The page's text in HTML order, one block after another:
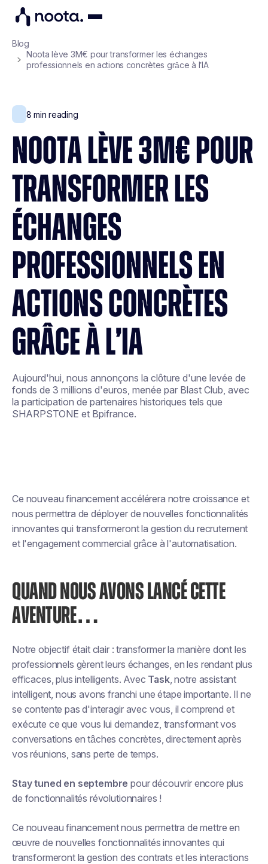
Blog
Noota lève 3M€ pour transformer les échanges
professionnels en actions concrètes grâce à l’IA
8 min reading
NOOTA LÈVE 3M€ POUR
TRANSFORMER LES
ÉCHANGES
PROFESSIONNELS EN
ACTIONS CONCRÈTES
GRÂCE À L’IA
Aujourd'hui, nous annonçons la clôture d'une levée de
fonds de 3 millions d'euros, menée par Blast Club, avec
la participation de partenaires historiques tels que
SHARPSTONE et Bpifrance.
Ce nouveau financement accélérera notre croissance et
nous permettra de déployer de nouvelles fonctionnalités
innovantes qui transformeront la gestion du recrutement
et l'engagement commercial grâce à l'automatisation.
QUAND NOUS AVONS LANCÉ CETTE
AVENTURE…
Notre objectif était clair : transformer la manière dont les
professionnels gèrent leurs échanges, en les rendant plus
efficaces, plus intelligents. Avec Task, notre assistant
intelligent, nous avons franchi une étape importante. Il ne
se contente pas d'interagir avec vous, il comprend et
exécute ce que vous lui demandez, transformant vos
conversations en tâches concrètes, directement après
vos réunions, sans perte de temps.
Stay tuned en septembre pour découvrir encore plus
de fonctionnalités révolutionnaires !
Ce nouveau financement nous permettra de mettre en
œuvre de nouvelles fonctionnalités innovantes qui
transformeront la gestion des contrats et les interactions